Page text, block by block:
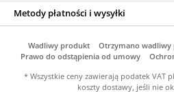
Metody płatności i wysyłki
Wadliwy produkt Otrzymano
Prawo do odstąpienia od umowy
* Wszystkie ceny zawierają podatek VAT
koszty dostawy, jeśli nie